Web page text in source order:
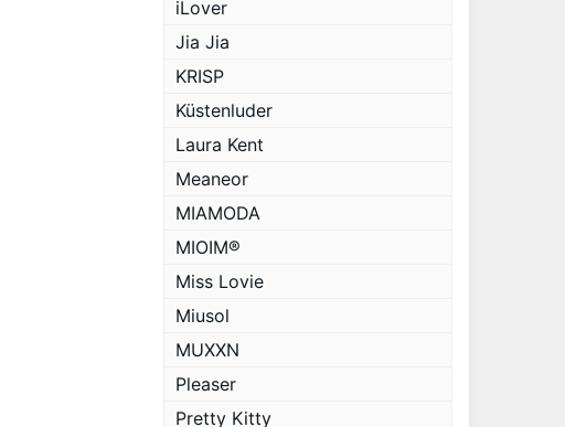
iLover
Jia Jia
KRISP
Küstenluder
Laura Kent
Meaneor
MIAMODA
MIOIM®
Miss Lovie
Miusol
MUXXN
Pleaser
Pretty Kitty